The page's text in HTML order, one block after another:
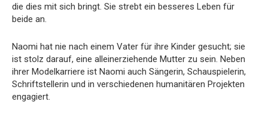
die dies mit sich bringt. Sie strebt ein besseres Leben für
beide an.
Naomi hat nie nach einem Vater für ihre Kinder gesucht; sie
ist stolz darauf, eine alleinerziehende Mutter zu sein. Neben
ihrer Modelkarriere ist Naomi auch Sängerin, Schauspielerin,
Schriftstellerin und in verschiedenen humanitären Projekten
engagiert.